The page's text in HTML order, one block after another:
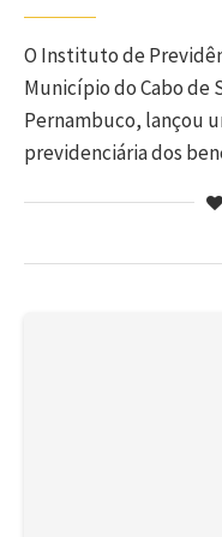
O Instituto de
Município do Cabo de
Pernambuco, lançou
previdenciária dos